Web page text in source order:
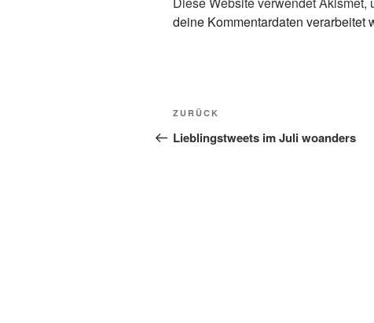
deine Kommentardaten verarbeitet
Beitragsnavigation
Vorheriger
Beitrag
ZURÜCK
Lieblingstweets im Juli woanders